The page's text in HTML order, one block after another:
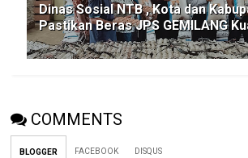
Dinas Sosial NTB , Kota dan
Pastikan Beras JPS GEMILANG
COMMENTS
BLOGGER FACEBOOK DISQUS